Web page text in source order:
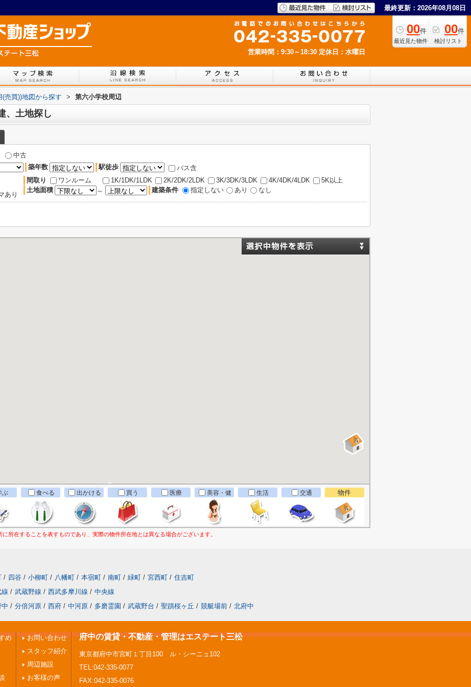
最終更新：2026年08月08日
00件
最近見た物件
00件
検討リスト
営業時間：9:30～18:30 定休日：水曜日
(売買))地図から探す > 第六小学校周辺
、土地探し
中古
築年数 駅徒歩
バス含
あり
間取り ワンルーム 1K/1DK/1LDK 2K/2DK/2LDK 3K/3DK/3LDK 4K/4DK/4LDK
5K以上
土地面積
～ 建築条件 指定しない あり なし
ぶ 食べる 出かける 買う 医療
美容・健
康
生活 交通 物件
所在することを表すものであり、実際の物件所在地とは異なる場合がございます。
/ 四谷 / 小柳町 / 八幡町 / 本宿町 / 南町 / 緑町 / 宮西町 / 住吉町
線 / 武蔵野線 / 西武多摩川線 / 中央線
中 / 分倍河原 / 西府 / 中河原 / 多磨霊園 / 武蔵野台 / 聖蹟桜ヶ丘 / 競艇場前 / 北府中
め
お問い合わせ
スタッフ紹介
周辺施設
お客様の声
府中の賃貸・不動産・管理はエステート三松
東京都府中市宮町１丁目100 ル・シーニュ102
TEL:042-335-0077
FAX:042-335-0076